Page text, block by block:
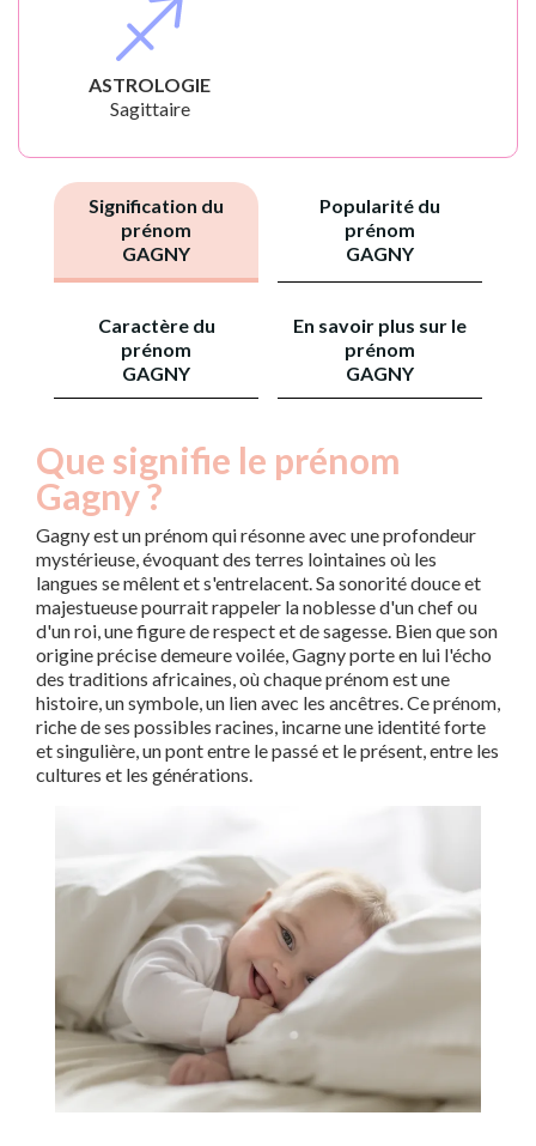
ASTROLOGIE
Sagittaire
Signification du
prénom
GAGNY
Popularité du
prénom
GAGNY
Caractère du
prénom
GAGNY
En savoir plus sur le
prénom
GAGNY
Que signifie le prénom
Gagny ?
Gagny est un prénom qui résonne avec une profondeur
mystérieuse, évoquant des terres lointaines où les
langues se mêlent et s'entrelacent. Sa sonorité douce et
majestueuse pourrait rappeler la noblesse d'un chef ou
d'un roi, une figure de respect et de sagesse. Bien que son
origine précise demeure voilée, Gagny porte en lui l'écho
des traditions africaines, où chaque prénom est une
histoire, un symbole, un lien avec les ancêtres. Ce prénom,
riche de ses possibles racines, incarne une identité forte
et singulière, un pont entre le passé et le présent, entre les
cultures et les générations.